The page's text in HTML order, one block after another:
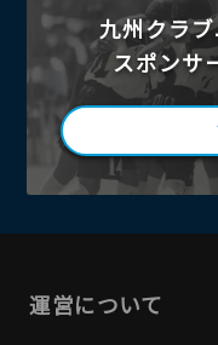
九州クラ
スポンサ
運営について